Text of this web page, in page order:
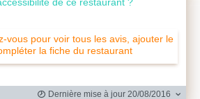
vous pour voir tous les avis, ajouter le
la fiche du restaurant
Dernière mise à jour 20/08/2016